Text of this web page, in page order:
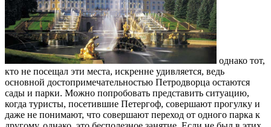
однако тот,
кто не посещал эти места, искренне удивляется, ведь
основной достопримечательностью Петродворца остаются
сады и парки. Можно попробовать представить ситуацию,
когда туристы, посетившие Петергоф, совершают прогулку и
даже не понимают, что совершают переход от одного парка к